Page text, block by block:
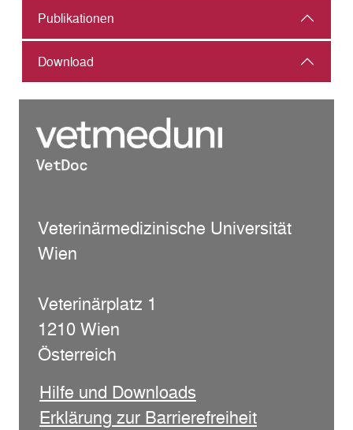
Publikationen
Download
Veterinärmedizinische Universität
Wien
Veterinärplatz 1
1210 Wien
Österreich
Hilfe und Downloads
Erklärung zur Barrierefreiheit